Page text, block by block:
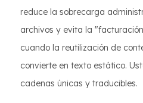
reduce la sobrecarga
archivos y evita la
cuando la reutilización de
convierte en texto estático.
cadenas únicas y traducibles.